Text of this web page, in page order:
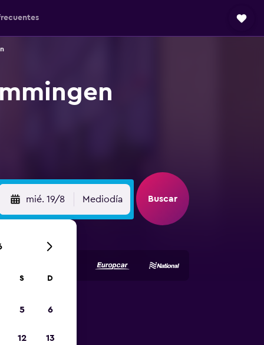
mié. 19/8 Mediodía Buscar
de
S D
5 6
12 13